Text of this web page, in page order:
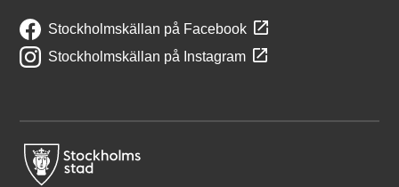
Stockholmskällan på Facebook
Stockholmskällan på Instagram